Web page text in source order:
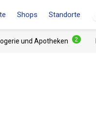
Shops Standorte
und Apotheken 2